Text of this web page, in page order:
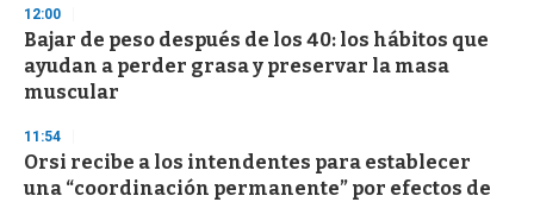
s
e
c
o
n
12:00
Bajar de peso después de los 40: los hábitos que
ayudan a perder grasa y preservar la masa
muscular
11:54
Orsi recibe a los intendentes para establecer
una “coordinación permanente” por efectos de